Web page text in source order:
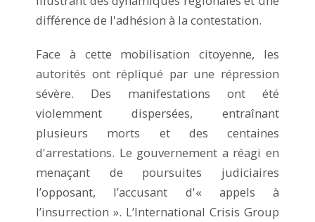
différence de l'adhésion à la contestation.
Face à cette mobilisation citoyenne, les
autorités ont répliqué par une répression
sévère. Des manifestations ont été
violemment dispersées, entraînant
plusieurs morts et des centaines
d'arrestations. Le gouvernement a réagi en
menaçant de poursuites judiciaires
l’opposant, l’accusant d'« appels à
l’insurrection ». L’International Crisis Group